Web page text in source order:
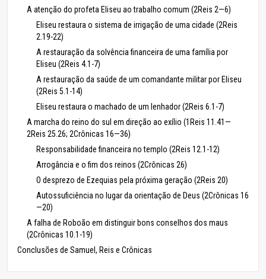
A atenção do profeta Eliseu ao trabalho comum (2Reis 2—6)
Eliseu restaura o sistema de irrigação de uma cidade (2Reis
2.19-22)
A restauração da solvência financeira de uma família por
Eliseu (2Reis 4.1-7)
A restauração da saúde de um comandante militar por Eliseu
(2Reis 5.1-14)
Eliseu restaura o machado de um lenhador (2Reis 6.1-7)
A marcha do reino do sul em direção ao exílio (1Reis 11.41—
2Reis 25.26; 2Crônicas 16—36)
Responsabilidade financeira no templo (2Reis 12.1-12)
Arrogância e o fim dos reinos (2Crônicas 26)
O desprezo de Ezequias pela próxima geração (2Reis 20)
Autossuficiência no lugar da orientação de Deus (2Crônicas 16
—20)
A falha de Roboão em distinguir bons conselhos dos maus
(2Crônicas 10.1-19)
Conclusões de Samuel, Reis e Crônicas